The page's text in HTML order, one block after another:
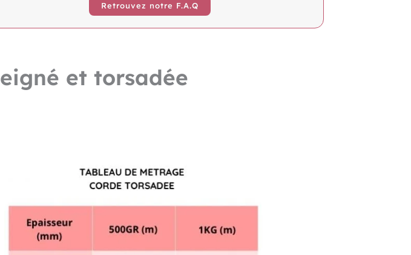
Retrouvez notre F.A.Q
et torsadée